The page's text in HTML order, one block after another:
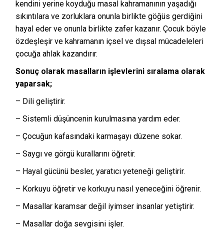
kendini yerine koyduğu masal kahramanının yaşadığı
sıkıntılara ve zorluklara onunla birlikte göğüs gerdiğini
hayal eder ve onunla birlikte zafer kazanır. Çocuk böyle
özdeşleşir ve kahramanın içsel ve dışsal mücadeleleri
çocuğa ahlak kazandırır.
Sonuç olarak masalların işlevlerini sıralama olarak
yaparsak;
– Dili geliştirir.
– Sistemli düşüncenin kurulmasına yardım eder.
– Çocuğun kafasındaki karmaşayı düzene sokar.
– Saygı ve görgü kurallarını öğretir.
– Hayal gücünü besler, yaratıcı yeteneği geliştirir.
– Korkuyu öğretir ve korkuyu nasıl yeneceğini öğrenir.
– Masallar karamsar değil iyimser insanlar yetiştirir.
– Masallar doğa sevgisini işler.